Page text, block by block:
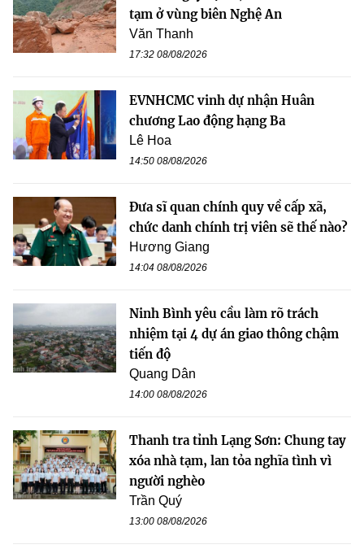
tạm ở vùng biên Nghệ An
Văn Thanh
17:32 08/08/2026
EVNHCMC vinh dự nhận Huân
chương Lao động hạng Ba
Lê Hoa
14:50 08/08/2026
Đưa sĩ quan chính quy về cấp xã,
chức danh chính trị viên sẽ thế nào?
Hương Giang
14:04 08/08/2026
Ninh Bình yêu cầu làm rõ trách
nhiệm tại 4 dự án giao thông chậm
tiến độ
Quang Dân
14:00 08/08/2026
Thanh tra tỉnh Lạng Sơn: Chung tay
xóa nhà tạm, lan tỏa nghĩa tình vì
người nghèo
Trần Quý
13:00 08/08/2026